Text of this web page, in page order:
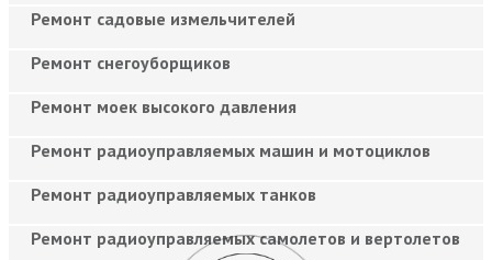
Ремонт садовые измельчителей
Ремонт снегоуборщиков
Ремонт моек высокого давления
Ремонт радиоуправляемых машин и мотоциклов
Ремонт радиоуправляемых танков
Ремонт радиоуправляемых самолетов и вертолетов